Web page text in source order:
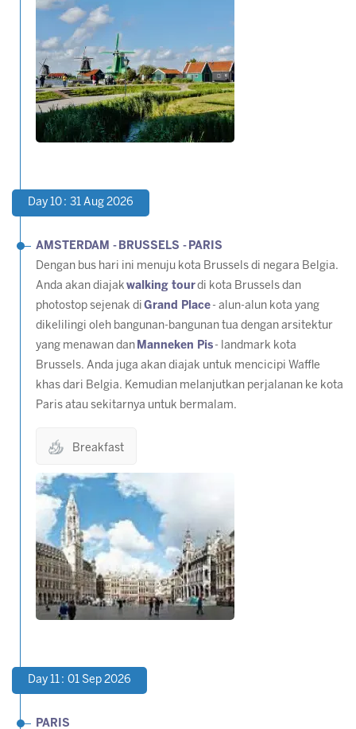
Day 10 : 31 Aug 2026
AMSTERDAM - BRUSSELS - PARIS
Dengan bus hari ini menuju kota Brussels di negara Belgia.
Anda akan diajak walking tourdi kota Brussels dan
photostop sejenak di Grand Place - alun-alun kota yang
dikelilingi oleh bangunan-bangunan tua dengan arsitektur
yang menawan dan Manneken Pis - landmark kota
Brussels. Anda juga akan diajak untuk mencicipi Waffle
khas dari Belgia. Kemudian melanjutkan perjalanan ke kota
Paris atau sekitarnya untuk bermalam.
Breakfast
Day 11 : 01 Sep 2026
PARIS